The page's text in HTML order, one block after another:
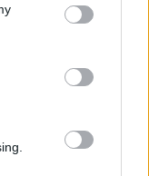
nderon
do të jetë i